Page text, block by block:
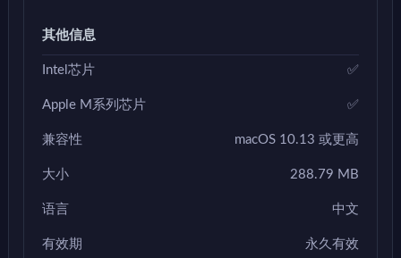
其他信息
Intel芯片 ✅
Apple M系列芯片 ✅
兼容性 macOS 10.13 或更高
大小 288.79 MB
语言 中文
有效期 永久有效